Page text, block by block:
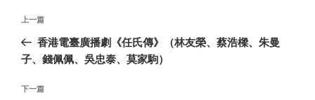
文
导
航
上
一
篇
章
上一篇
香港電臺廣播劇《任氏傳》（林友榮、蔡浩樑、朱曼
子、錢佩佩、吳忠泰、莫家駒）
下
下一篇